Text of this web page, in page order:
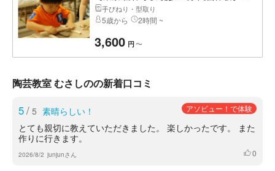
手びねり・型取り
5歳から 2時間 ~
3,600 円 〜
陶芸教室 むさしのの新着口コミ
5/ 5 素晴らしい！ アソビュー！で体験
とても親切に教えていただきました。 楽しかったです。 また
作りに行きます。
2026/8/2 junjunさん いいね
0